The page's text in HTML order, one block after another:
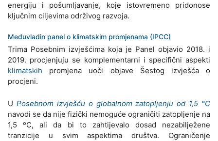
energiju i pošumljavanje, koje istovremeno pridonose
ključnim ciljevima održivog razvoja.
Međuvladin panel o klimatskim promjenama (IPCC)
Trima Posebnim izvješćima koja je Panel objavio 2018. i
2019. procjenjuju se komplementarni i specifični aspekti
klimatskih promjena uoči objave Šestog izvješća o
procjeni.
U Posebnom izvješću o globalnom zatopljenju od 1,5 °C
navodi se da nije fizički nemoguće ograničiti zatopljenje na
1,5 ºC, ali da bi to zahtijevalo dosad nezabilježene
tranzicije u svim aspektima društva. Ograničenje